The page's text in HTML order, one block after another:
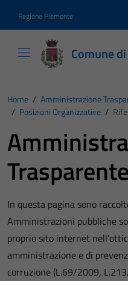
Regione Piemonte
Comune
Home / Amministrazione
/ Posizioni Organizzative /
Trasparente
In questa pagina sono
Amministrazioni pubbliche
proprio sito internet
amministrazione e di
corruzione (L.69/2009,